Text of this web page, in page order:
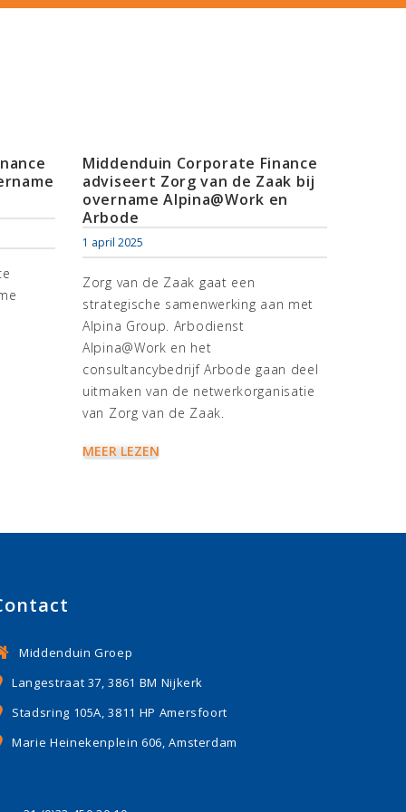
Middenduin Corporate Finance
adviseert Zorg van de Zaak bij
overname Alpina@Work en
Arbode
1 april 2025
Zorg van de Zaak gaat een
strategische samenwerking aan met
Alpina Group. Arbodienst
Alpina@Work en het
consultancybedrijf Arbode gaan deel
uitmaken van de netwerkorganisatie
van Zorg van de Zaak.
MEER LEZEN
Middenduin Groep
Langestraat 37, 3861 BM Nijkerk
Stadsring 105A, 3811 HP Amersfoort
Marie Heinekenplein 606, Amsterdam